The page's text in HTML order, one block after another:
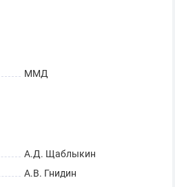
ММД
А.Д. Щаблыкин
А.В. Гнидин